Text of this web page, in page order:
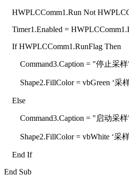
HWPLCComm1.Run Not
Timer1.Enabled =
If HWPLCComm1.RunFlag Then
Command3.Caption = "停止采
Shape2.FillColor = vbGreen ‘采
Else
Command3.Caption = "启动采
Shape2.FillColor = vbWhite ‘采
End If
End Sub